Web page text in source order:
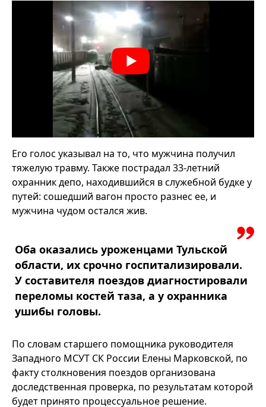
Его голос указывал на то, что мужчина получил
тяжелую травму. Также пострадал 33-летний
охранник депо, находившийся в служебной будке у
путей: сошедший вагон просто разнес ее, и
мужчина чудом остался жив.
Оба оказались уроженцами Тульской
области, их срочно госпитализировали.
У составителя поездов диагностировали
переломы костей таза, а у охранника
ушибы головы.
По словам старшего помощника руководителя
Западного МСУТ СК России Елены Марковской, по
факту столкновения поездов организована
доследственная проверка, по результатам которой
будет принято процессуальное решение.